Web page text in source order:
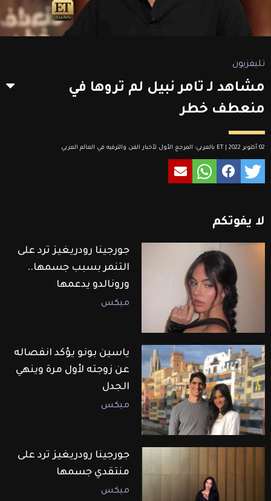
تليفزيون
مشاهد لـ تامر نبيل لم تروها في
منعطف خطر
02 أكتوبر 2022 | ET بالعربي: المرجع الأول لأخبار الفن والترفيه في العالم العربي
لا يفوتكم
جورجينا رودريغيز ترد على
التنمر بسبب جسمها..
ورونالدو يدعمها
ميكس
ياسين بونو يؤكد انفصاله
عن زوجته لأول مرة وينهي
الجدل
ميكس
جورجينا رودريغيز ترد على
منتقدي جسمها
ميكس